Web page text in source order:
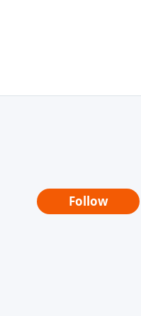
Follow